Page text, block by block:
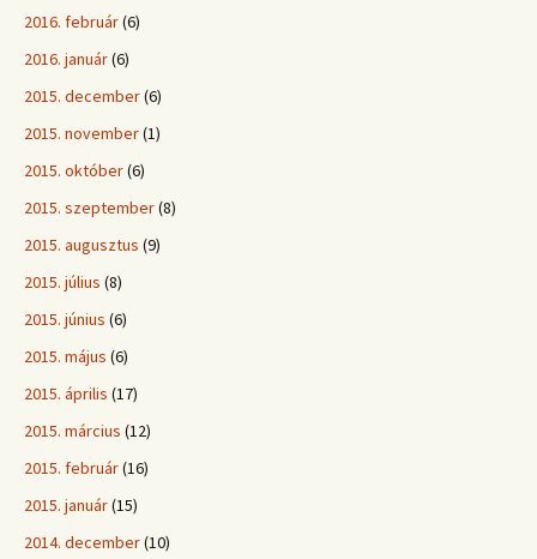
2016. február(6)
2016. január(6)
2015. december(6)
2015. november(1)
2015. október(6)
2015. szeptember(8)
2015. augusztus (9)
2015. július (8)
2015. június (6)
2015. május (6)
2015. április (17)
2015. március (12)
2015. február(16)
2015. január(15)
2014. december(10)